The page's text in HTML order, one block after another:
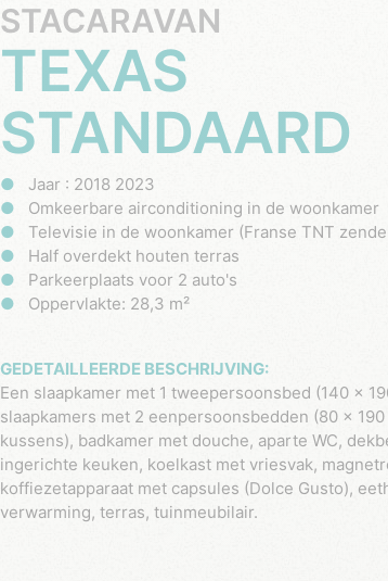
STACARAVAN
TEXAS
STANDAARD
Jaar : 2018 2023
Omkeerbare airconditioning in de woonkamer
Televisie in de woonkamer (Franse TNT
Half overdekt houten terras
Parkeerplaats voor 2 auto's
Oppervlakte: 28,3 m²
GEDETAILLEERDE BESCHRIJVING:
Een slaapkamer met 1 tweepersoonsbed (140 x
slaapkamers met 2 eenpersoonsbedden (80 x
kussens), badkamer met douche, aparte WC,
ingerichte keuken, koelkast met vriesvak,
koffiezetapparaat met capsules (Dolce Gusto),
verwarming, terras, tuinmeubilair.